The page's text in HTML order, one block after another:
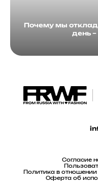
Почему мы
день
Согласие
Политика в
Оферта об